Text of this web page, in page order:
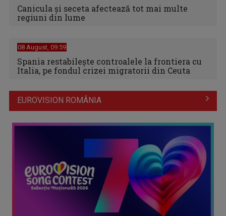
Canicula şi seceta afectează tot mai multe
regiuni din lume
08 August, 09:59
Spania restabileşte controalele la frontiera cu
Italia, pe fondul crizei migratorii din Ceuta
EUROVISION ROMÂNIA